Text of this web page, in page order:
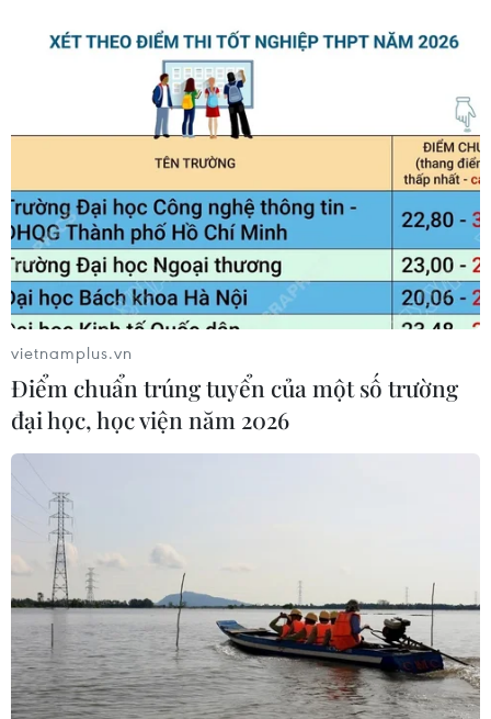
vietnamplus.vn
Điểm chuẩn trúng tuyển của một số trường
đại học, học viện năm 2026